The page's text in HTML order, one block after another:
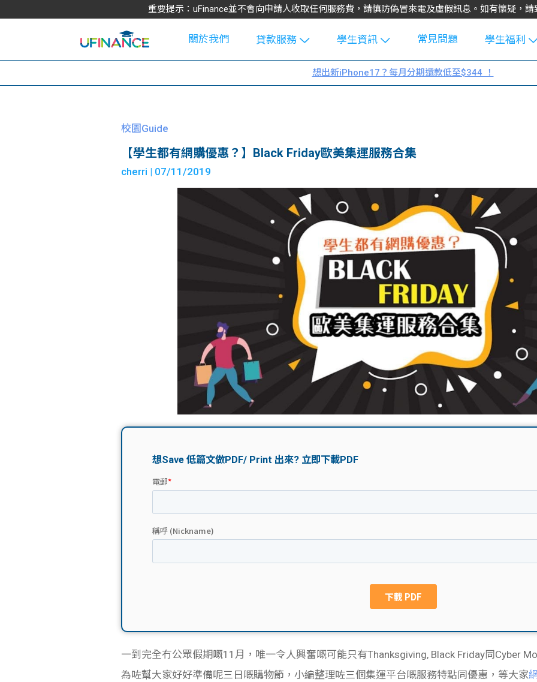
重要提示：uFinance並不會向申請人收取任何服務費，請慎防偽冒來電及虛假訊息。如有懷疑，
關於我們
貸款服務
學生貸款
大學生學費
貸款計數
機
網上私人貸
貸款計數
學生資訊
Blog
大專生筍
Exchang
Guide
Guide
學生貸款
常見問題
學生福利
uFinance
園贊助
想出新iPhone17？每月分期還款低至$344 ！
校園Guide
【學生都有網購優惠？】Black Friday歐美集運服務合集
cherri | 07/11/2019
一到完全冇公眾假期嘅11月，唯一令人興奮嘅可能只有Thanksgiving, Black Friday同Cyber
為咗幫大家好好準備呢三日嘅購物節，小編整理咗三個集運平台嘅服務特點同優惠，等大家